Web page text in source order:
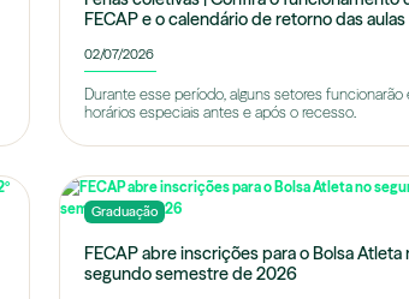
FECAP e o calendário de retorno das aulas
02/07/2026
Durante esse período, alguns setores funcionarão
horários especiais antes e após o recesso.
Graduação
FECAP abre inscrições para o Bolsa Atleta
segundo semestre de 2026